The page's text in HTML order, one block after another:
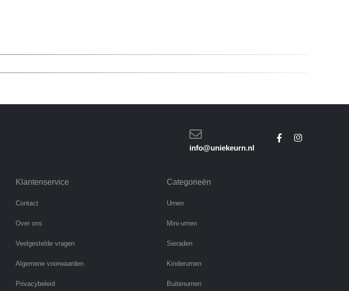
info@uniekeurn.nl
Klantenservice
Contact
Over ons
Veelgestelde vragen
Algemene voorwaarden
Privacybeleid
Categorieën
Urnen
Mini-urnen
Sieraden
Kinderurnen
Buitenurnen